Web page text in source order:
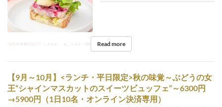
Valid Dates Jul 01 ~ Aug 31 Order Limit 1 ~
Read more
【9月～10月】<ランチ・平日限定>秋の味覚～ぶどうの⼥
王“シャインマスカットのスイーツビュッフェ”～6300円
→5900円（1日10名・オンライン決済専用）